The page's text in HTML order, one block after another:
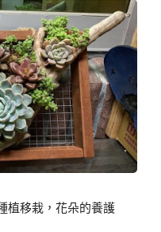
植移栽，花朵的養護